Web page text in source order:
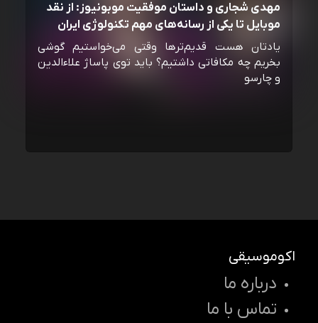
مهدی شجاری و داستان موفقیت موبونیوز: از نقد
موبایل تا یکی از رسانه‌‌های مهم تکنولوژی ایران
یادتان هست قدیم‌ترها وقتی می‌خواستیم گوشی
بخریم چه مکافاتی داشتیم؟ باید توی پاساژ علاءالدین
و چارسو
اکوموسیقی
درباره ما
تماس با ما